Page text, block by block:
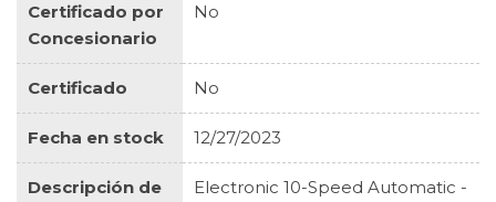
Certificado por
Concesionario
No
Certificado No
Fecha en stock 12/27/2023
Descripción de
Electronic 10-Speed Automatic -